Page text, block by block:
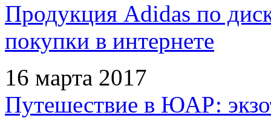
Продукция Adidas по
покупки в интернете
16 марта 2017
Путешествие в ЮАР: